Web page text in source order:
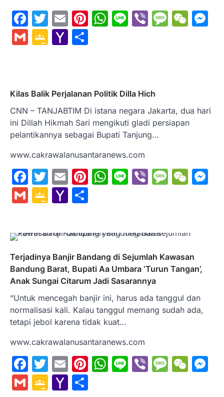
Facebook
Twitter
EmailPinterest
WhatsApp
LineViber
GmailGoogle
Yahoo
Kilas Balik Perjalanan Politik Dilla Hich
CNN – TANJABTIM Di istana negara Jakarta, dua hari
ini Dillah Hikmah Sari mengikuti gladi persiapan
pelantikannya sebagai Bupati Tanjung…
www.cakrawalanusantaranews.com
Facebook
Twitter
EmailPinterest
WhatsApp
LineViber
GmailGoogle
Yahoo
Terjadinya Banjir Bandang di Sejumlah Kawasan
Bandung Barat, Bupati Aa Umbara ‘Turun Tangan’,
Anak Sungai Citarum Jadi Sasarannya
“Untuk mencegah banjir ini, harus ada tanggul dan
normalisasi kali. Kalau tanggul memang sudah ada,
tetapi jebol karena tidak kuat…
www.cakrawalanusantaranews.com
Facebook
Twitter
EmailPinterest
WhatsApp
LineViber
GmailGoogle
Yahoo